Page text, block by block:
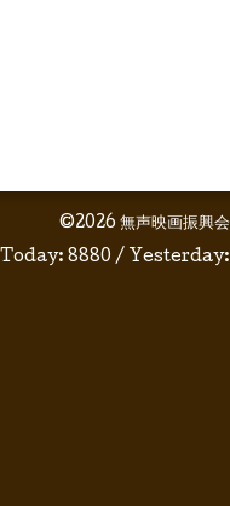
©2026 無声映画振興会
Today: 8880 / Yesterday: